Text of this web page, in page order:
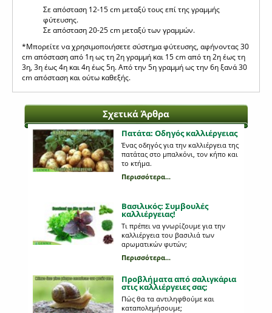
Σε απόσταση 12-15 cm μεταξύ τους επί της γραμμής
φύτευσης.
Σε απόσταση 20-25 cm μεταξύ των γραμμών.
*Μπορείτε να χρησιμοποιήσετε σύστημα φύτευσης, αφήνοντας 30
cm απόσταση από 1η ως τη 2η γραμμή και 15 cm από τη 2η έως τη
3η, 3η έως 4η και 4η έως 5η. Από την 5η γραμμή ως την 6η ξανά 30
cm απόσταση και ούτω καθεξής.
Σχετικά Άρθρα
Πατάτα: Οδηγός καλλιέργειας
Ένας οδηγός για την καλλιέργεια της
πατάτας στο μπαλκόνι, τον κήπο και
το κτήμα.
Περισσότερα...
Βασιλικός: Συμβουλές
καλλιέργειας!
Τι πρέπει να γνωρίζουμε για την
καλλιέργεια του βασιλιά των
αρωματικών φυτών;
Περισσότερα...
Προβλήματα από σαλιγκάρια
στις καλλιέργειες σας;
Πώς θα τα αντιληφθούμε και
καταπολεμήσουμε;